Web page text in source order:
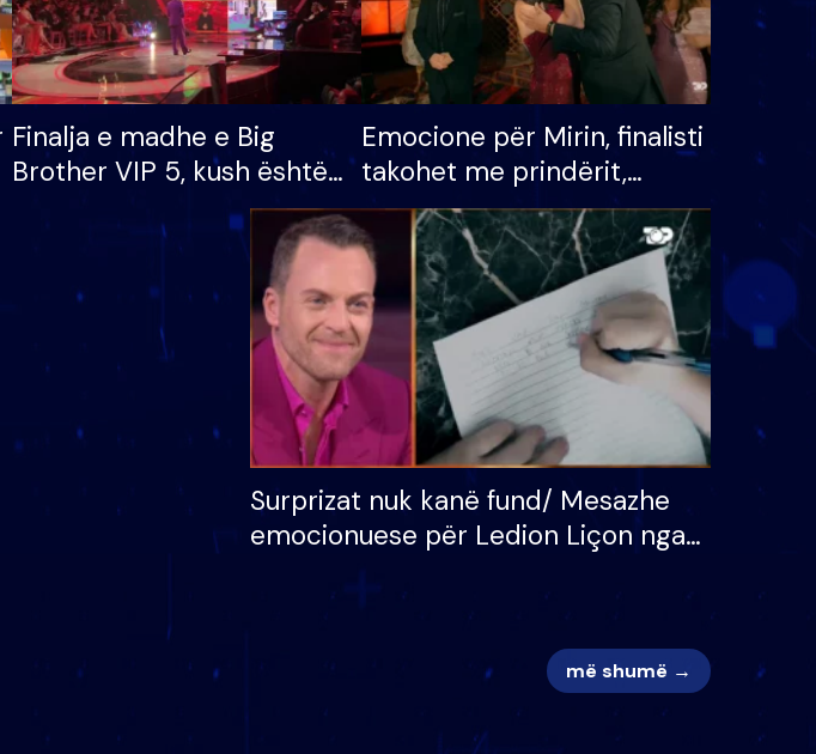
Finalja e madhe e Big
Brother VIP 5, kush është
banori i parë që lë shtëpinë
dhe humb mundësinë për
të fituar çmimin e madh
Emocione për Mirin, finalisti
takohet me prindërit,
vajzën dhe bashkëshorten:
S’kemi ndonjë letër divorci
apo jo?
Surprizat nuk kanë fund/ Mesazhe
emocionuese për Ledion Liçon nga
më shumë →